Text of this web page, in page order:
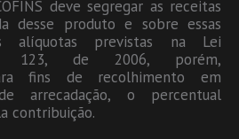
deve segregar as receitas
desse produto e sobre essas
alíquotas previstas na Lei
123, de 2006, porém,
fins de recolhimento em
arrecadação, o percentual
contribuição.